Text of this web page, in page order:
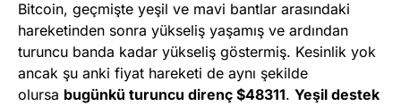
Bitcoin, geçmişte yeşil ve mavi bantlar arasındaki
hareketinden sonra yükseliş yaşamış ve ardından
turuncu banda kadar yükseliş göstermiş. Kesinlik yok
ancak şu anki fiyat hareketi de aynı şekilde
olursa bugünkü turuncu direnç $48311. Yeşil destek